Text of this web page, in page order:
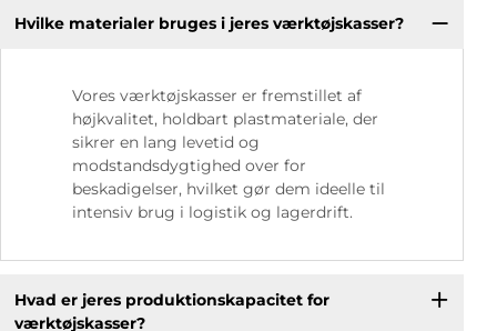
Hvilke materialer bruges i jeres værktøjskasser?
Vores værktøjskasser er fremstillet af
højkvalitet, holdbart plastmateriale, der
sikrer en lang levetid og
modstandsdygtighed over for
beskadigelser, hvilket gør dem ideelle til
intensiv brug i logistik og lagerdrift.
Hvad er jeres produktionskapacitet for
værktøjskasser?